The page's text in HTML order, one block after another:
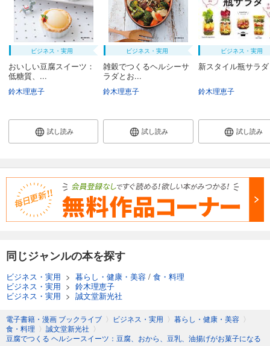
ビジネス・実用
おいしい豆腐スイーツ：
低糖質、...
鈴木理恵子
試し読み
ビジネス・実用
雑穀でつくるヘルシーサ
ラダとお...
鈴木理恵子
試し読み
ビジネス・実用
新スタイル瓶サラダ
鈴木理恵子
試し読み
同じジャンルの本を探す
ビジネス・実用 > 暮らし・健康・美容 / 食・料理
ビジネス・実用 > 鈴木理恵子
ビジネス・実用 > 誠文堂新光社
電子書籍・漫画 ブックライブ 〉 ビジネス・実用 〉 暮らし・健康・美容 〉
食・料理 〉 誠文堂新光社 〉
豆腐でつくる ヘルシースイーツ：豆腐、おから、豆乳、油揚げがお菓子になる